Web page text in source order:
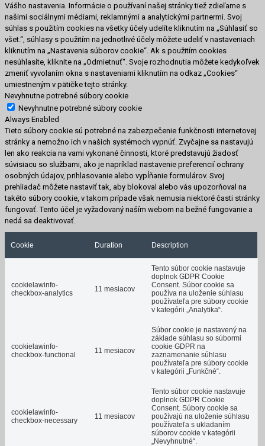
Vášho nastavenia. Informácie o používaní našej stránky tiež zdieľame s
našimi sociálnymi médiami, reklamnými a analytickými partnermi. Svoj
súhlas s použitím cookies na všetky účely udelíte kliknutím na „Súhlasiť so
všet.“, súhlasy s použitím na jednotlivé účely môžete udeliť v nastaveniach
kliknutím na „Nastavenia súborov cookie“. Ak s použitím cookies
nesúhlasíte, kliknite na „Odmietnuť“. Svoje rozhodnutia môžete kedykoľvek
zmeniť vyvolaním okna s nastaveniami kliknutím na odkaz „Cookies“
umiestneným v pätičke tejto stránky.
Nevyhnutne potrebné súbory cookie
Nevyhnutne potrebné súbory cookie
Always Enabled
Tieto súbory cookie sú potrebné na zabezpečenie funkčnosti internetovej
stránky a nemožno ich v našich systémoch vypnúť. Zvyčajne sa nastavujú
len ako reakcia na vami vykonané činnosti, ktoré predstavujú žiadosť
súvisiacu so službami, ako je napríklad nastavenie preferencií ochrany
osobných údajov, prihlasovanie alebo vypĺňanie formulárov. Svoj
prehliadač môžete nastaviť tak, aby blokoval alebo vás upozorňoval na
takéto súbory cookie, v takom prípade však nemusia niektoré časti stránky
fungovať. Tento účel je vyžadovaný naším webom na bežné fungovanie a
nedá sa deaktivovať.
Cookie Duration Description
cookielawinfo-
checkbox-analytics
11 mesiacov
Tento súbor cookie nastavuje
doplnok GDPR Cookie
Consent. Súbor cookie sa
používa na uloženie súhlasu
používateľa pre súbory cookie
v kategórii „Analytika“.
cookielawinfo-
checkbox-functional
11 mesiacov
Súbor cookie je nastavený na
základe súhlasu so súbormi
cookie GDPR na
zaznamenanie súhlasu
používateľa pre súbory cookie
v kategórii „Funkčné“.
cookielawinfo-
checkbox-necessary
11 mesiacov
Tento súbor cookie nastavuje
doplnok GDPR Cookie
Consent. Súbory cookie sa
používajú na uloženie súhlasu
používateľa s ukladaním
súborov cookie v kategórii
„Nevyhnutné“.